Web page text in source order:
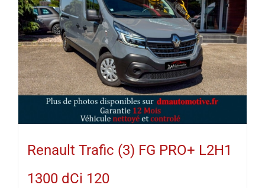
Renault Trafic (3) FG PRO+ L2H1
1300 dCi 120